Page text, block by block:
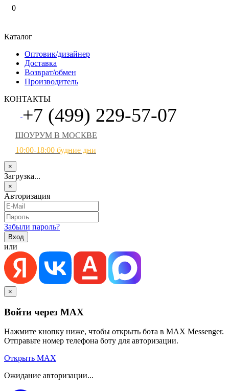
0
Каталог
Оптовик/дизайнер
Доставка
Возврат/обмен
Производитель
КОНТАКТЫ
+7 (499) 229-57-07
ШОУРУМ В МОСКВЕ
10:00-18:00 будние дни
×
Загрузка...
×
Авторизация
Забыли пароль?
или
×
Войти через MAX
Нажмите кнопку ниже, чтобы открыть бота в MAX Messenger.
Отправьте номер телефона боту для авторизации.
Открыть MAX
Ожидание авторизации...